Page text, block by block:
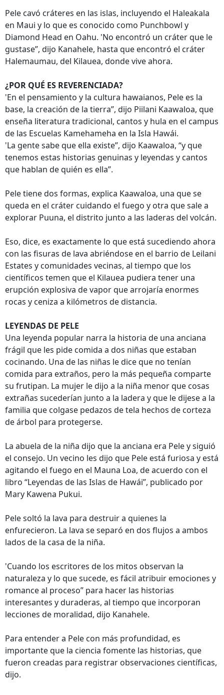
Pele cavó cráteres en las islas, incluyendo el Haleakala
en Maui y lo que es conocido como Punchbowl y
Diamond Head en Oahu. 'No encontró un cráter que le
gustase”, dijo Kanahele, hasta que encontró el cráter
Halemaumau, del Kilauea, donde vive ahora.
¿POR QUÉ ES REVERENCIADA?
'En el pensamiento y la cultura hawaianos, Pele es la
base, la creación de la tierra”, dijo Piilani Kaawaloa, que
enseña literatura tradicional, cantos y hula en el campus
de las Escuelas Kamehameha en la Isla Hawái.
'La gente sabe que ella existe”, dijo Kaawaloa, “y que
tenemos estas historias genuinas y leyendas y cantos
que hablan de quién es ella”.
Pele tiene dos formas, explica Kaawaloa, una que se
queda en el cráter cuidando el fuego y otra que sale a
explorar Puuna, el distrito junto a las laderas del volcán.
Eso, dice, es exactamente lo que está sucediendo ahora
con las fisuras de lava abriéndose en el barrio de Leilani
Estates y comunidades vecinas, al tiempo que los
científicos temen que el Kilauea pudiera tener una
erupción explosiva de vapor que arrojaría enormes
rocas y ceniza a kilómetros de distancia.
LEYENDAS DE PELE
Una leyenda popular narra la historia de una anciana
frágil que les pide comida a dos niñas que estaban
cocinando. Una de las niñas le dice que no tenían
comida para extraños, pero la más pequeña comparte
su frutipan. La mujer le dijo a la niña menor que cosas
extrañas sucederían junto a la ladera y que le dijese a la
familia que colgase pedazos de tela hechos de corteza
de árbol para protegerse.
La abuela de la niña dijo que la anciana era Pele y siguió
el consejo. Un vecino les dijo que Pele está furiosa y está
agitando el fuego en el Mauna Loa, de acuerdo con el
libro “Leyendas de las Islas de Hawái”, publicado por
Mary Kawena Pukui.
Pele soltó la lava para destruir a quienes la
enfurecieron. La lava se separó en dos flujos a ambos
lados de la casa de la niña.
'Cuando los escritores de los mitos observan la
naturaleza y lo que sucede, es fácil atribuir emociones y
romance al proceso” para hacer las historias
interesantes y duraderas, al tiempo que incorporan
lecciones de moralidad, dijo Kanahele.
Para entender a Pele con más profundidad, es
importante que la ciencia fomente las historias, que
fueron creadas para registrar observaciones científicas,
dijo.